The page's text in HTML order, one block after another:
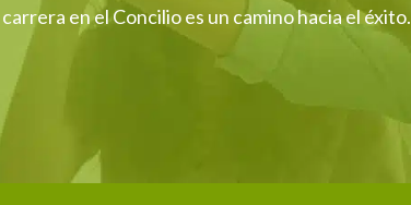
carrera en el Concilio es un camino hacia el éxito.